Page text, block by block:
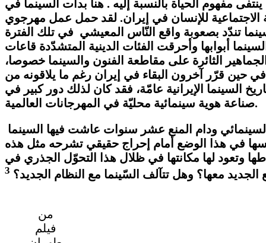
مفهوم الحياة بالنسبة إليه . هنا بدأت السينما في
الاجتماعية للإنسان في إيران. لقد حمل عمل مهرجوي
من قاعات السينما أبوابها وأحرقت الفئات الدينية المتشدّدة قاعات
نظام الشاه، لقد حرّضت الجماهير الثائرة على مقاطعة الفنون والسينما خصوصا،
حين قرّر آخرون البقاء في إيران رغم ما يلاقونه من
السينما الإيرانية عامّة، فقد كان لذلك دور كبير في
صناعة هوية سينمائية محليّة في المهرجانات العالمية.
في هذا الوضع أمام إحراج حقيقي تشرحه مثل هذه
وتعود لها مكانتها في ظلال هذا التحوّل الجذري في
الجديد معها؟ وهل تتآلف السّينما مع النظام الجديد؟ 3
من
فيلم